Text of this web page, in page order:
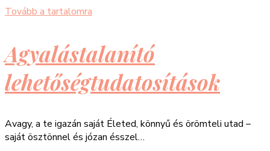
Tovább a tartalomra
Agyalástalanító
lehetőségtudatosítások
Avagy, a te igazán saját Életed, könnyű és örömteli utad –
saját ösztönnel és józan ésszel…